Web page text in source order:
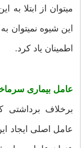
میتوان از ابتلا به
اطمینان یاد کرد.
عامل بیماری
برخلاف برداشتی
عامل اصلی ایجاد